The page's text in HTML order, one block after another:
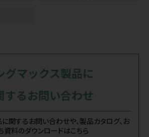
グマックス製品に
するお問い合わせ
関するお問い合わせや、製品カタログ、お
資料のダウンロードはこちら